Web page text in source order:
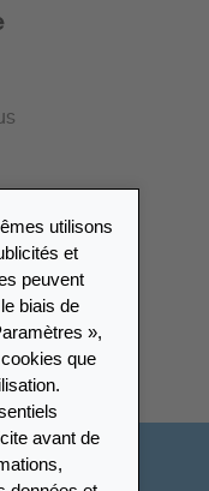
utilisons
et
peuvent
biais de
»,
que
avant de